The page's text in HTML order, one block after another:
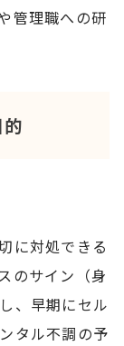
管理職への研
に対処できる
のサイン（身
、早期にセル
タル不調の予